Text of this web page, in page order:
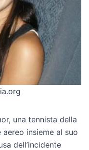
una tennista della
insieme al suo
dell’incidente